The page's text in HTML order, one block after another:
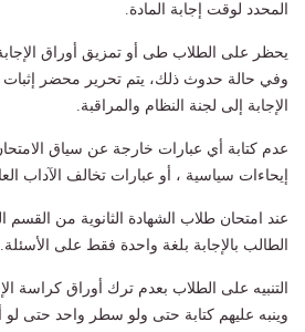
المحدد لوقت إجابة المادة.
يحظر على الطلاب طى أو تمزيق أوراق
وفي حالة حدوث ذلك، يتم تحرير محضر إثبات
الإجابة إلى لجنة النظام والمراقبة.
عدم كتابة أي عبارات خارجة عن سياق
إيحاءات سياسية ، أو عبارات تخالف الآداب
عند امتحان طلاب الشهادة الثانوية من القسم
الطالب بالإجابة بلغة واحدة فقط على الأسئلة.
التنبيه على الطلاب بعدم ترك أوراق كراسة
وينبه عليهم كتابة حتى ولو سطر واحد حتى لو